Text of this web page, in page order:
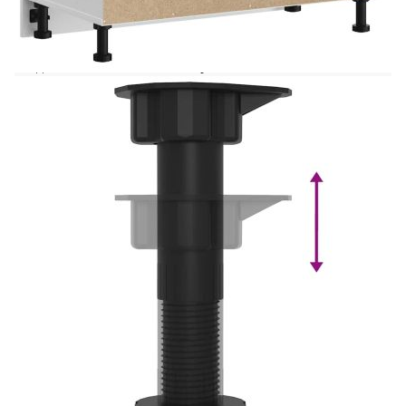
Този кухненски шкаф оптимизира
пространството в кухнята ви, като осигурява
достатъчно място за съхранение на личните ви
вещи! Стабилен и издръжлив материал:
Инженерната дървесина е издръжлив и
стабилен материал с гладка повърхност, която е
което я прави надежден избор за различни
достатъчно място за съхранение на купи, чинии,
тенджери и други кухненски уреди.Практични
чисто и организирано пространство, като
скрива кухненските уреди и разхвърляните
вещи зад тях.Регулируеми крачета: Крачетата на
да отговарят на разположението на кухнята
ви.Лесна поддръжка: Благодарение на гладката
си повърхност този кухненски шкаф се
почиства лесно с влажна кърпа и изисква по-
малко поддръжка. Внимание:За да
предотвратите преобръщане, този продукт